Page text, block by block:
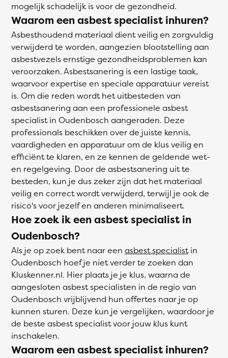
mogelijk schadelijk is voor de gezondheid.
Waarom een asbest specialist inhuren?
Asbesthoudend materiaal dient veilig en zorgvuldig
verwijderd te worden, aangezien blootstelling aan
asbestvezels ernstige gezondheidsproblemen kan
veroorzaken. Asbestsanering is een lastige taak,
waarvoor expertise en speciale apparatuur vereist
is. Om die reden wordt het uitbesteden van
asbestsanering aan een professionele asbest
specialist in Oudenbosch aangeraden. Deze
professionals beschikken over de juiste kennis,
vaardigheden en apparatuur om de klus veilig en
efficiënt te klaren, en ze kennen de geldende wet-
en regelgeving. Door de asbestsanering uit te
besteden, kun je dus zeker zijn dat het materiaal
veilig en correct wordt verwijderd, terwijl je ook de
risico's voor jezelf en anderen minimaliseert.
Hoe zoek ik een asbest specialist in
Oudenbosch?
Als je op zoek bent naar een asbest specialistin
Oudenbosch hoef je niet verder te zoeken dan
Kluskenner.nl. Hier plaats je je klus, waarna de
aangesloten asbest specialisten in de regio van
Oudenbosch vrijblijvend hun offertes naar je op
kunnen sturen. Deze kun je vergelijken, waardoor je
de beste asbest specialist voor jouw klus kunt
inschakelen.
Waarom een asbest specialist inhuren?